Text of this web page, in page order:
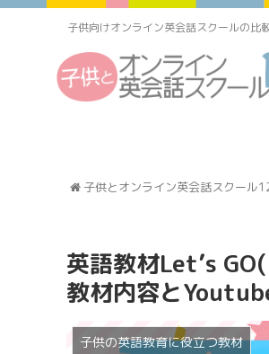
子供向けオンライン英会話スクールの比
子供とオンライン英会話スクール
英語教材Let’s
教材内容と
子供の英語教育に役立つ教材